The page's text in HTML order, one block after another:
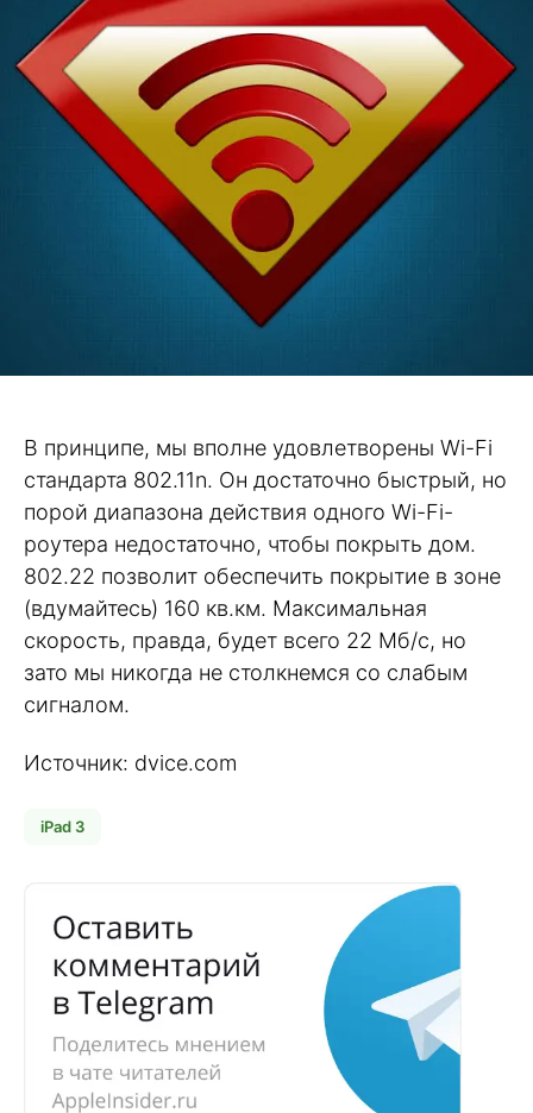
В принципе, мы вполне удовлетворены Wi-Fi
стандарта 802.11n. Он достаточно быстрый, но
порой диапазона действия одного Wi-Fi-
роутера недостаточно, чтобы покрыть дом.
802.22 позволит обеспечить покрытие в зоне
(вдумайтесь) 160 кв.км. Максимальная
скорость, правда, будет всего 22 Мб/с, но
зато мы никогда не столкнемся со слабым
сигналом.
Источник: dvice.com
iPad 3